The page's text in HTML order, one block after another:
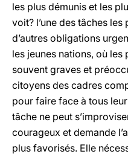
les plus démunis et les
voit? l’une des tâches
d’autres obligations
les jeunes nations, où
souvent graves et
citoyens des cadres
pour faire face à tous
tâche ne peut
courageux et demande
plus favorisés. Elle